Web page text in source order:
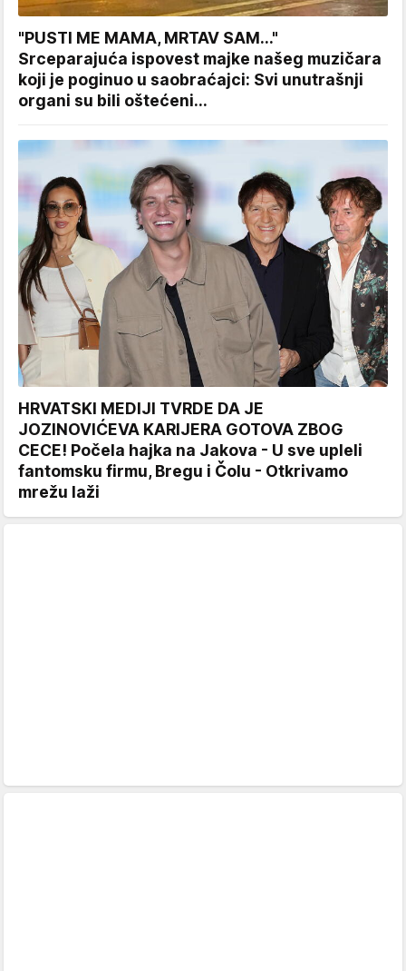
"PUSTI ME MAMA, MRTAV SAM..."
Srceparajuća ispovest majke našeg muzičara
koji je poginuo u saobraćajci: Svi unutrašnji
organi su bili oštećeni...
HRVATSKI MEDIJI TVRDE DA JE
JOZINOVIĆEVA KARIJERA GOTOVA ZBOG
CECE! Počela hajka na Jakova - U sve upleli
fantomsku firmu, Bregu i Čolu - Otkrivamo
mrežu laži